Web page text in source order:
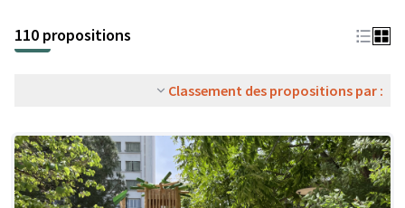
110 propositions
Classement des propositions par :